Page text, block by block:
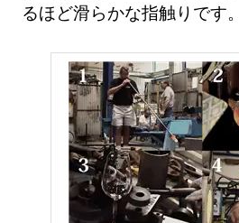
るほど滑らかな指触りです。